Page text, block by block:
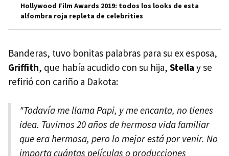
Hollywood Film Awards 2019: todos los looks de esta
alfombra roja repleta de celebrities
Banderas, tuvo bonitas palabras para su ex esposa,
Griffith, que había acudido con su hija, Stella y se
refirió con cariño a Dakota:
"Todavía me llama Papi, y me encanta, no tienes
idea. Tuvimos 20 años de hermosa vida familiar
que era hermosa, pero lo mejor está por venir. No
importa cuántas películas o producciones